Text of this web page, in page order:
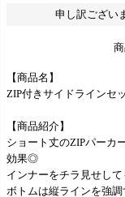
申し訳ござい
【商品名】
ZIP付きサイドラインセ
【商品紹介】
ショート丈のZIPパーカ
効果◎
インナーをチラ見せし
ボトムは縦ラインを強